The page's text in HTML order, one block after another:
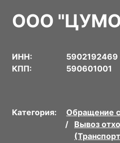
ООО
ИНН:
5902192469
КПП:
590601001
Категория:
Обращение
Вывоз